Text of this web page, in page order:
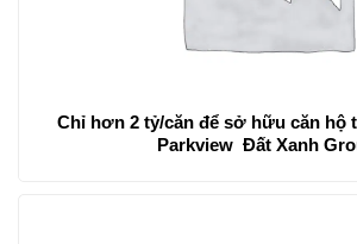
Chỉ hơn 2 tỷ/căn để sở hữu căn hộ
Parkview Đất Xanh